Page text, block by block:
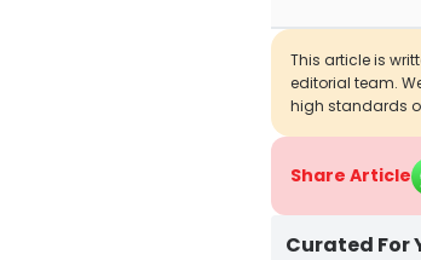
This article is
editorial team.
high standards
Share Article
Curated For